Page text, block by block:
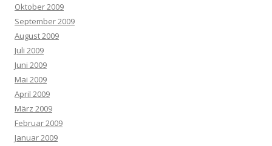
Oktober 2009
September 2009
August 2009
Juli 2009
Juni 2009
Mai 2009
April 2009
März 2009
Februar 2009
Januar 2009